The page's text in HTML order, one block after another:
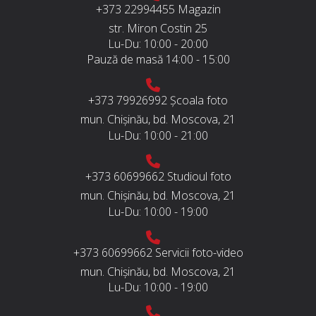
+373 22994455 Magazin
str. Miron Costin 25
Lu-Du: 10:00 - 20:00
Pauză de masă 14:00 - 15:00
+373 79926992 Școala foto
mun. Chișinău, bd. Moscova, 21
Lu-Du: 10:00 - 21:00
+373 60699662 Studioul foto
mun. Chișinău, bd. Moscova, 21
Lu-Du: 10:00 - 19:00
+373 60699662 Servicii foto-video
mun. Chișinău, bd. Moscova, 21
Lu-Du: 10:00 - 19:00